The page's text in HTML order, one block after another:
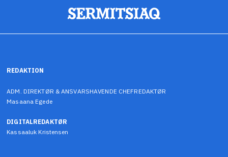
REDAKTION
ADM. DIREKTØR & ANSVARSHAVENDE CHEFREDAKTØR
Masaana Egede
DIGITALREDAKTØR
Kassaaluk Kristensen